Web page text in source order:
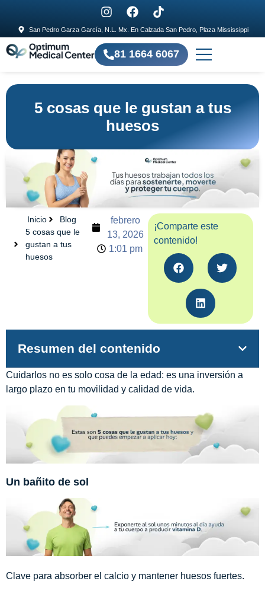
San Pedro Garza García, N.L. Mx. En Calzada San Pedro, Plaza Mississippi
81 1664 6067
5 cosas que le gustan a tus
huesos
Inicio
Blog
5 cosas que le
gustan a tus
huesos
febrero
13, 2026
1:01 pm
¡Comparte este
contenido!
Resumen del contenido
Cuidarlos no es solo cosa de la edad: es una inversión a
largo plazo en tu movilidad y calidad de vida.
Un bañito de sol
Clave para absorber el calcio y mantener huesos fuertes.